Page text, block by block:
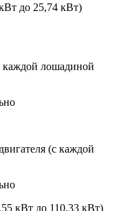
до 25,74 кВт)
каждой лошадиной
(с каждой
кВт до 110,33 кВт)